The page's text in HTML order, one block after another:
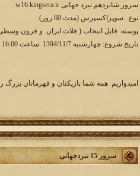
سرور شانزدهم نبرد جهانی w16.kingsera.ir
نوع : سوپراکسپرس (مدت 60 روز)
پوسته: قابل انتخاب ( فلات ایران و قرون
تاریخ شروع: چهارشنبه 1394/11/7 ساعت 16:00
امیدواریم همه شما بازیکنان و قهرمانان
سرور 15 نبردجهانی